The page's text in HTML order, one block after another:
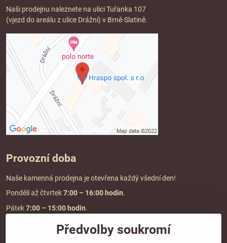
Naši prodejnu naleznete na ulici Tuřanka 107
(vjezd do areálu z ulice Drážní) v Brně-Slatině.
Provozní doba
Naše kamenná prodejna je otevřena každý všední den!
Pondělí až čtvrtek7:00 – 16:00 hodin.
Pátek7:00 – 15:00 hodin.
Předvolby soukromí